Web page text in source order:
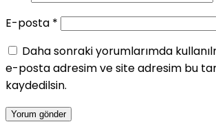
E-posta *
Daha sonraki yorumlarımda
e-posta adresim ve site adresim bu
kaydedilsin.